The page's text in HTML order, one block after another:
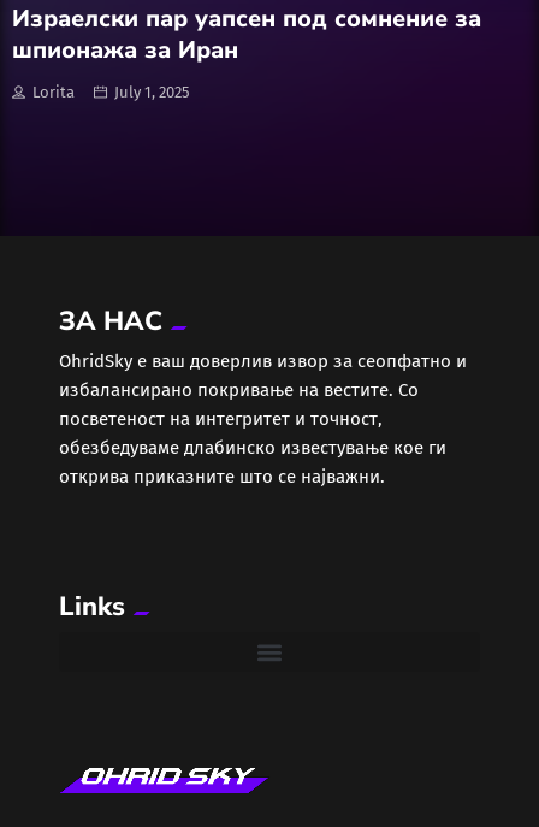
Еротика
Забава
Здравје
Колумни
Лајфстајл
Израелски пар уапсен под сомнение за
шпионажа за Иран
Lorita July 1, 2025
ЗА НАС
ОhridSky е ваш доверлив извор за сеопфатно и
избалансирано покривање на вестите. Со
посветеност на интегритет и точност,
обезбедуваме длабинско известување кое ги
открива приказните што се најважни.
Links